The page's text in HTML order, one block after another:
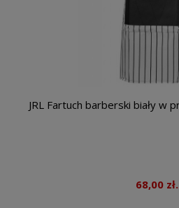
JRL Fartuch barberski biały w
68,00 zł.